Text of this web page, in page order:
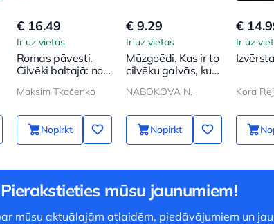
€ 16.49
Ir uz vietas
Romas pāvesti.
Cilvēki baltajā: no
dienām
Maksim Tkačenko
Nopirkt
€ 9.29
Ir uz vietas
Mūzgoēdi. Kas ir to
cilvēku galvās, kuri
Burvīgs grūdiens
NABOKOVA N.
Nopirkt
€
Ir uz
Kora
Pierakstieties mūsu jaunumiem!
mūsu aktuālajām atlaidēm, piedāvājumiem un